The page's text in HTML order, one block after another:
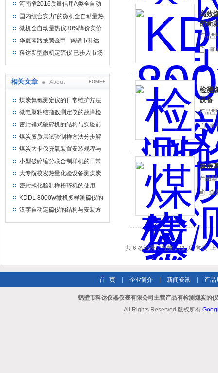
河南省2016质量信用A类全自动
量热仪
国内综合实力*的微机全自动量热
仪制造企业
微机全自动量热仪30%降价实价
出售
华夏南路披黄金甲--鹤壁市科达
仪器仪表有限公司
科达新型微机定硫仪 已步入市场
相关文章 About ROME+
煤炭氟氯测定仪的日常维护方法
微电脑粘结指数测定仪的故障检
修
密封锤式破碎机的结构与实验前
检查
煤炭胶质层试验制样方法分步解
读
煤炭大卡仪充氧装置安装规程与
操作要点
小型破碎缩分联合制样机的日常
保养与维护
大专院校发热量化验设备测煤炭
热值的用途
密封式化验制样粉碎机的使用
KDDL-8000W微机多样测硫仪的
正确实验步骤
汉字自动定硫仪的结构与安装方
高效
的新
产品
查
检测
设备
产品型
查
煤炭
产品
查
共 6 条记录，当前 1 / 1 页 首页
首 页 企业简介 新闻资讯 产品
鹤壁市科达仪器仪表有限公司主营产品有检测煤炭的
All Rights Reserved 版权所有